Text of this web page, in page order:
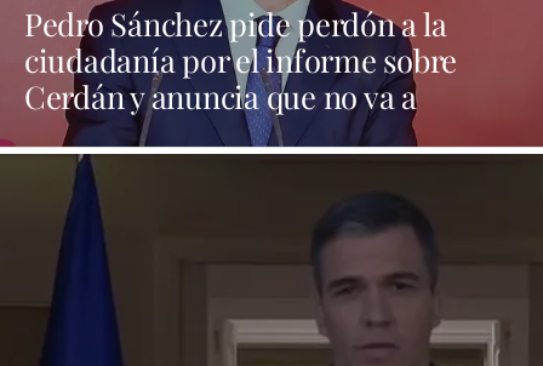
Pedro Sánchez pide perdón a la
ciudadanía por el informe sobre
Cerdán y anuncia que no va a
dimitir y que no convocará
elecciones hasta 2027